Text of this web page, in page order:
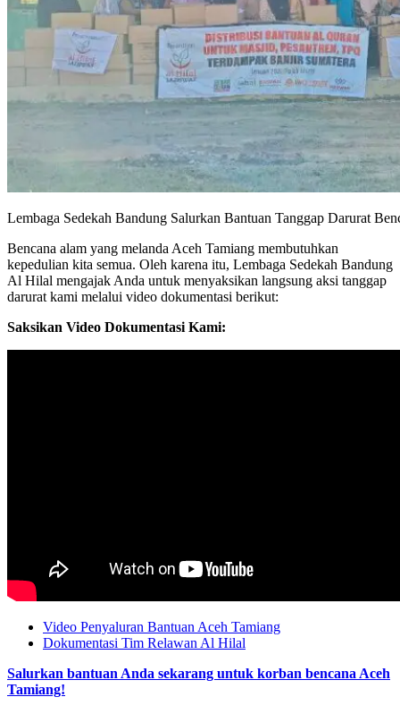
Lembaga Sedekah Bandung Salurkan Bantuan Tanggap Darurat
Bencana alam yang melanda Aceh Tamiang membutuhkan
kepedulian kita semua. Oleh karena itu, Lembaga Sedekah Bandung
Al Hilal mengajak Anda untuk menyaksikan langsung aksi tanggap
darurat kami melalui video dokumentasi berikut:
Saksikan Video Dokumentasi Kami:
Video Penyaluran Bantuan Aceh Tamiang
Dokumentasi Tim Relawan Al Hilal
Salurkan bantuan Anda sekarang untuk korban bencana Aceh
Tamiang!